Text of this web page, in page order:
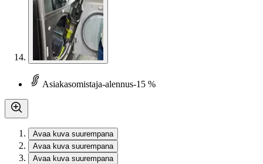
Asiakasomistaja-alennus-15 %
Avaa kuva suurempana
Avaa kuva suurempana
Avaa kuva suurempana